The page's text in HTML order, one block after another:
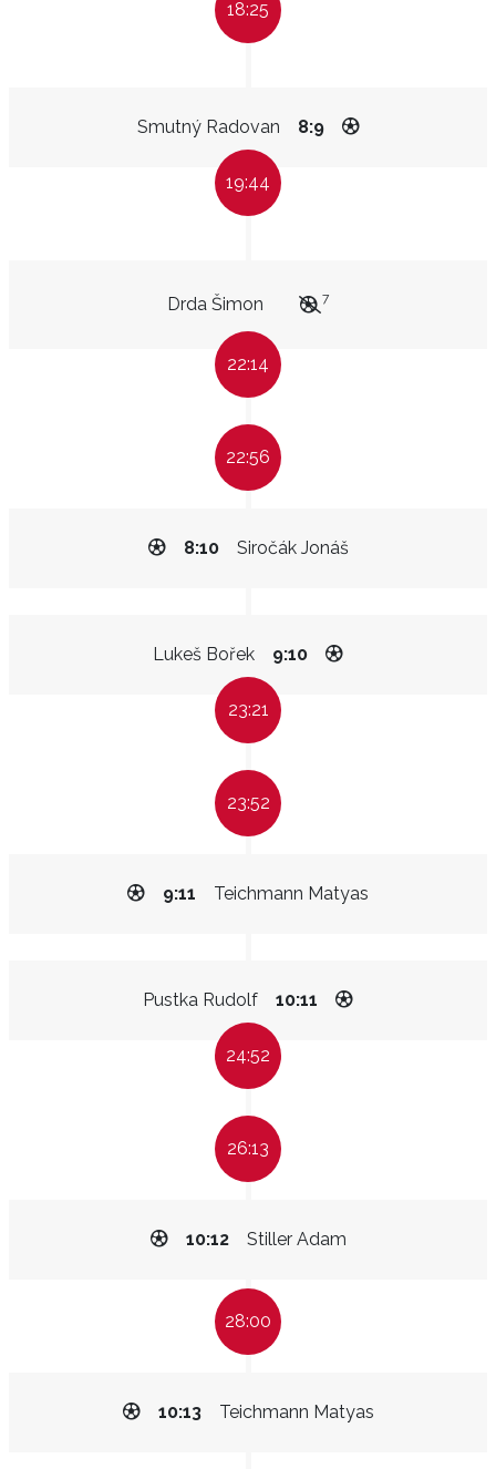
18:25
Smutný Radovan 8:9
19:44
Drda Šimon 7
22:14
22:56
Siročák Jonáš
8:10
Lukeš Bořek 9:10
23:21
23:52
Teichmann Matyas
9:11
Pustka Rudolf 10:11
24:52
26:13
Stiller Adam
10:12
28:00
Teichmann Matyas
10:13